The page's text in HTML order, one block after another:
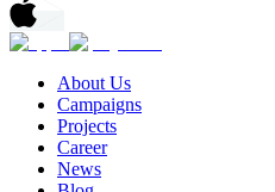
About Us
Campaigns
Projects
Career
News